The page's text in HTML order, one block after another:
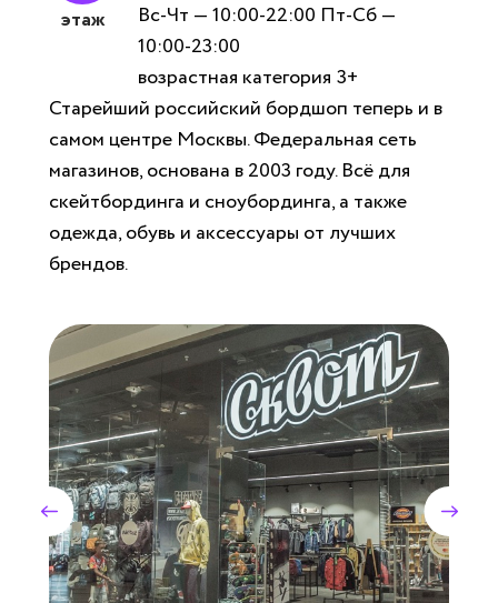
этаж
Вс-Чт — 10:00-22:00 Пт-Сб —
10:00-23:00
возрастная категория 3+
Старейший российский бордшоп теперь и в
самом центре Москвы. Федеральная сеть
магазинов, основана в 2003 году. Всё для
скейтбординга и сноубординга, а также
одежда, обувь и аксессуары от лучших
брендов.